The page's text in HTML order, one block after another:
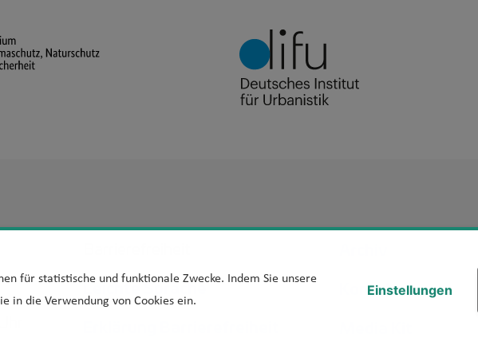
Leichte Sprache
Kontakt
für statistische und funktionale Zwecke. Indem Sie unsere
in die Verwendung von Cookies ein.
Einstellungen